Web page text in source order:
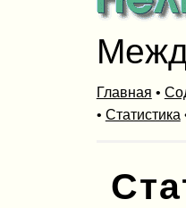
Главная •
• Статистика